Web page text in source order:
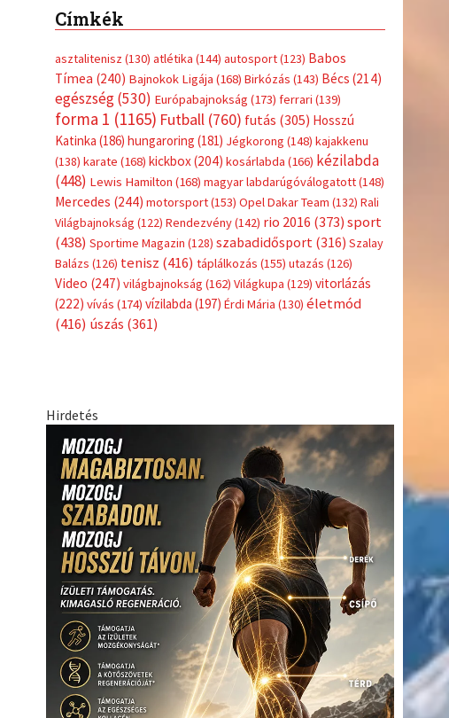
Címkék
asztalitenisz (130) atlétika (144) autosport(123) Babos
Tímea (240) Bajnokok Ligája (168) Birkózás (143) Bécs (214)
egészség(530) Európabajnokság (173) ferrari (139)
forma 1 (1165) Futball(760) futás (305) Hosszú
Katinka (186) hungaroring (181) Jégkorong (148) kajakkenu
(138) karate (168) kickbox(204) kosárlabda (166) kézilabda
(448) Lewis Hamilton (168) magyar labdarúgóválogatott(148)
Mercedes (244) motorsport(153) Opel Dakar Team (132) Rali
Világbajnokság (122) Rendezvény(142) rio 2016 (373) sport
(438) Sportime Magazin (128) szabadidősport (316) Szalay
Balázs (126) tenisz (416) táplálkozás (155) utazás (126)
Video (247) világbajnokság (162) Világkupa (129) vitorlázás
(222) vívás (174) vízilabda (197) Érdi Mária (130) életmód
(416) úszás (361)
Hirdetés